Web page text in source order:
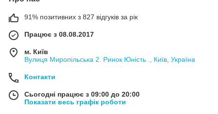
91% позитивних з 827 відгуків за рік
Працює з 08.08.2017
м. Київ
Вулиця Миропільська 2. Ринок Юність ., Київ, Україна
Контакти
Сьогодні працює з 09:00 до 20:00
Показати весь графік роботи